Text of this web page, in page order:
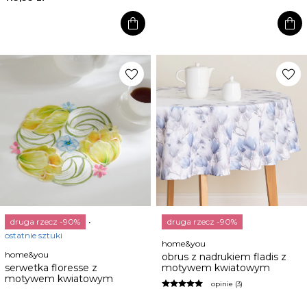
shopping_bag shopping_bag
favorite
druga rzecz -90%
ostatnie sztuki
home&you
serwetka floresse z
motywem kwiatowym
favorite
druga rzecz -90%
home&you
obrus z nadrukiem fladis z
motywem kwiatowym
opinie (3)